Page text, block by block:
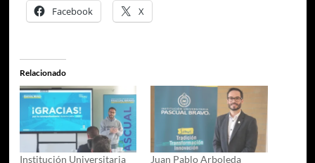
Facebook X
Relacionado
Institución Universitaria
Juan Pablo Arboleda